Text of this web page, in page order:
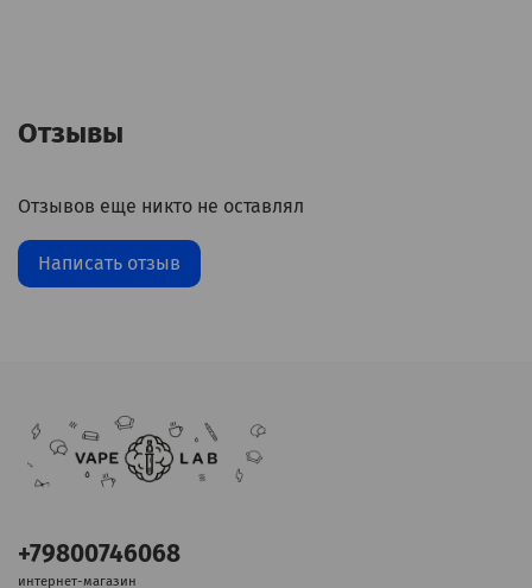
Отзывы
Отзывов еще никто не оставлял
Написать отзыв
+79800746068
интернет-магазин